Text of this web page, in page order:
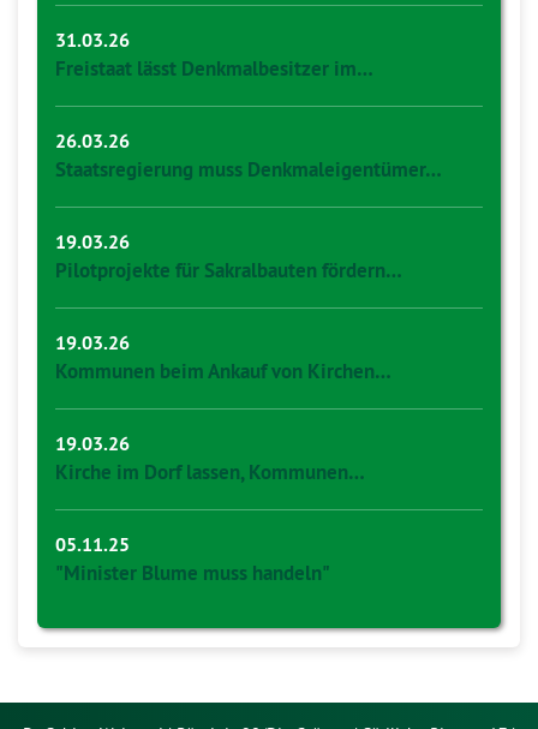
31.03.26
Freistaat lässt Denkmalbesitzer im…
26.03.26
Staatsregierung muss Denkmaleigentümer…
19.03.26
Pilotprojekte für Sakralbauten fördern…
19.03.26
Kommunen beim Ankauf von Kirchen…
19.03.26
Kirche im Dorf lassen, Kommunen…
05.11.25
"Minister Blume muss handeln"